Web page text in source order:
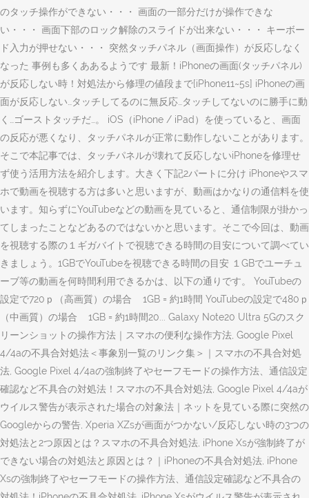
のタッチ操作ができない・・・ 画面の一部分だけが操作できな
い・・・ 画面下部のロック解除のスライドが出来ない・・・ キーボー
ド入力が押せない・・・ 突然タッチパネル（画面操作）が反応しなく
なった 事例も多くああるようです 最新！iPhoneの画面(タッチパネル)
が反応しない時！対処法から修理の値段まで[iPhone11~5s] iPhoneの画
面が反応しない…タッチしてるのに無反応…タッチしてないのに勝手に動
く…ゴーストタッチだ…。 iOS（iPhone / iPad）を使っていると、画面
の反応が悪くなり、タッチパネルが正常に動作しないことがあります。
そこで本記事では、タッチパネルが壊れて反応しないiPhoneを修理せ
ず使う活用方法を紹介します。大きく下記2パートに分け iPhoneやスマ
ホで動画を視聴する方は多いと思いますが、動画はかなりの通信料を使
います。知らずにYouTubeなどの動画を見ていると、通信制限が掛かっ
てしまったことなどあるのではないかと思います。そこで今回は、動画
を視聴する際の１ギガバイトで視聴できる時間の目安について調べてい
きましょう。1GBでYouTubeを視聴できる時間の目安 １GBでユーチュ
ーブ等の動画を何時間利用できるかは、以下の通りです。 YouTubeの
設定で720ｐ（高画質）の場合 1GB = 約1時間 YouTubeの設定で480ｐ
（中画質）の場合 1GB = 約1時間20... Galaxy Note20 Ultra 5Gのスク
リーンショットの操作方法｜スマホの便利な操作方法, Google Pixel
4/4aの不具合対処法＜事象別一覧のリンク集＞｜スマホの不具合対処
法, Google Pixel 4/4aの強制終了やセーフモードの操作方法、通信設定
確認など不具合の対処法！スマホの不具合対処法, Google Pixel 4/4aが
ウイルス警告が表示された場合の対象法｜ネットを見ている際に突然の
Googleからの警告, Xperia XZsが画面がつかない/反応しない時の3つの
対処法と2つ原因とは？スマホの不具合対処法, iPhone Xsが強制終了が
できない場合の対処法と原因とは？｜iPhoneの不具合対処法, iPhone
Xsの強制終了やセーフモードの操作方法、通信設定確認など不具合の